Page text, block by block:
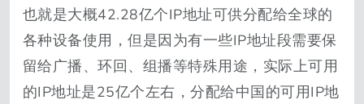
也就是大概42.28亿个IP地址可供分配给全球的
各种设备使用，但是因为有一些IP地址段需要保
留给广播、环回、组播等特殊用途，实际上可用
的IP地址是25亿个左右，分配给中国的可用IP地